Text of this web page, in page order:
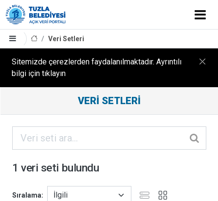
Veri Setleri
Sitemizde çerezlerden faydalanılmaktadır. Ayrıntılı
bilgi için tıklayın
Sonuçları
ORGANIZASYONLAR
KATEGORILER
ETIKETLER
VERI SETLERI
1 veri seti bulundu
Sıralama